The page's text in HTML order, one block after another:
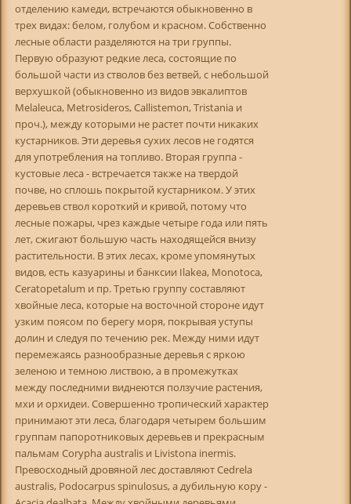
отделению камеди, встречаются обыкновенно в
трех видах: белом, голубом и красном. Собственно
лесные области разделяются на три группы.
Первую образуют редкие леса, состоящие по
большой части из стволов без ветвей, с небольшой
верхушкой (обыкновенно из видов эвкалиптов
Melaleuca, Metrosideros, Callistemon, Tristania и
проч.), между которыми не растет почти никаких
кустарников. Эти деревья сухих лесов не годятся
для употребления на топливо. Вторая группа -
кустовые леса - встречается также на твердой
почве, но сплошь покрытой кустарником. У этих
деревьев ствол короткий и кривой, потому что
лесные пожары, чрез каждые четыре года или пять
лет, сжигают большую часть находящейся внизу
растительности. В этих лесах, кроме упомянутых
видов, есть казуарины и банксии Ilakea, Monotoca,
Ceratopetalum и пр. Третью группу составляют
хвойные леса, которые на восточной стороне идут
узким поясом по берегу моря, покрывая уступы
долин и следуя по течению рек. Между ними идут
перемежаясь разнообразные деревья с яркою
зеленою и темною листвою, а в промежутках
между последними виднеются ползучие растения,
мхи и орхидеи. Совершенно тропический характер
принимают эти леса, благодаря четырем большим
группам папоротниковых деревьев и прекрасным
пальмам Corypha australis и Livistona inermis.
Превосходный дровяной лес доставляют Cedrela
australis, Podocarpus spinulosus, а дубильную кору -